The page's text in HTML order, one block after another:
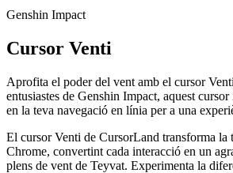
Genshin Impact
Cursor Venti
Aprofita el poder del vent amb el cursor
entusiastes de Genshin Impact, aquest
en la teva navegació en línia per a una
El cursor Venti de CursorLand transforma la
Chrome, convertint cada interacció en un
plens de vent de Teyvat. Experimenta la